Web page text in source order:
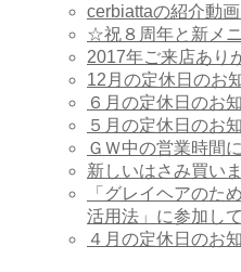
cerbiattaの紹介動
☆祝８周年と新メ
2017年ご来店あり
12月の定休日のお
６月の定休日のお
５月の定休日のお
ＧＷ中の営業時間
新しいはさみ買い
「グレイヘアのた
活用法」に参加し
４月の定休日のお